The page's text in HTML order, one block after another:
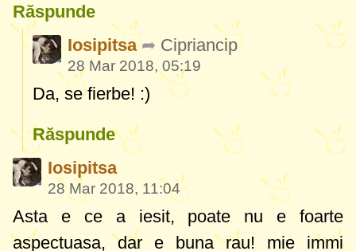
Răspunde
Iosipitsa
Cipriancip
28 Mar 2018, 05:19
Da, se fierbe! :)
Răspunde
Iosipitsa
28 Mar 2018, 11:04
Asta e ce a iesit, poate nu e foarte
aspectuasa, dar e buna rau! mie immi